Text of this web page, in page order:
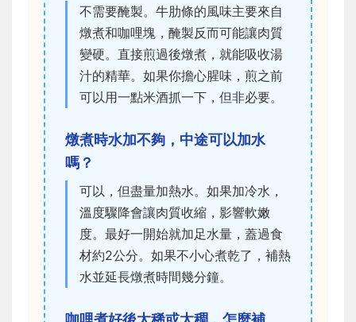
不需要醃製。牛肋條的風味主要來自
燉煮和咖哩塊，醃製反而可能讓肉質
變硬。直接煎過後燉煮，就能吸收湯
汁的精華。如果你擔心腥味，煎之前
可以用一點米酒抓一下，但非必要。
燉煮時水加不夠，中途可以加水
嗎？
可以，但盡量加熱水。如果加冷水，
溫度驟降會讓肉質收縮，影響軟嫩
度。最好一開始就加足水量，蓋過食
材約2公分。如果不小心煮乾了，補熱
水並延長燉煮時間幾分鐘。